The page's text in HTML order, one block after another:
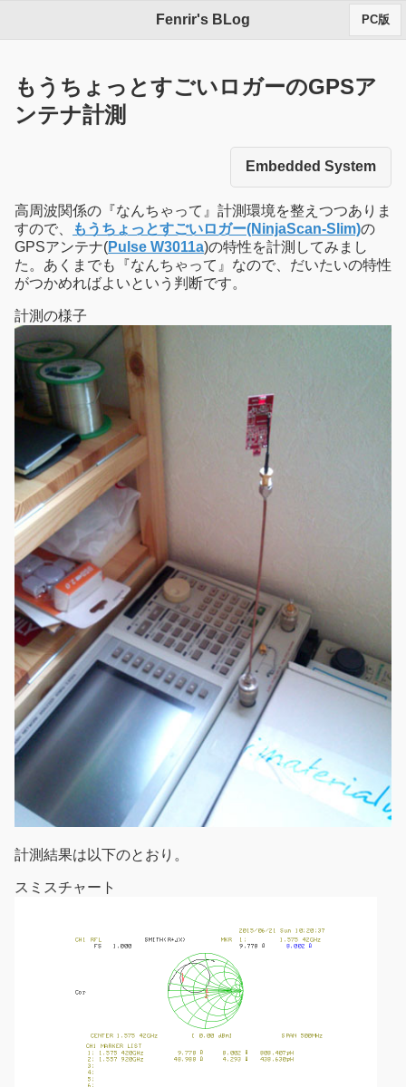
Fenrir's BLog PC版
もうちょっとすごいロガーのGPSア
ンテナ計測
Embedded System
高周波関係の『なんちゃって』計測環境を整えつつありま
すので、
もうちょっとすごいロガー(NinjaScan-Slim)の
GPSアンテナ(Pulse W3011a)の特性を計測してみまし
た。あくまでも『なんちゃって』なので、だいたいの特性
がつかめればよいという判断です。
計測の様子
計測結果は以下のとおり。
スミスチャート